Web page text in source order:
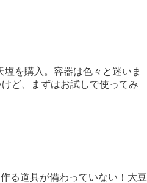
を購入。容器は色々と迷いま
ど、まずはお試しで使ってみ
る道具が備わっていない！大豆